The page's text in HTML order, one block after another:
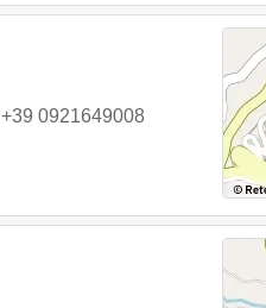
+39 0921649008